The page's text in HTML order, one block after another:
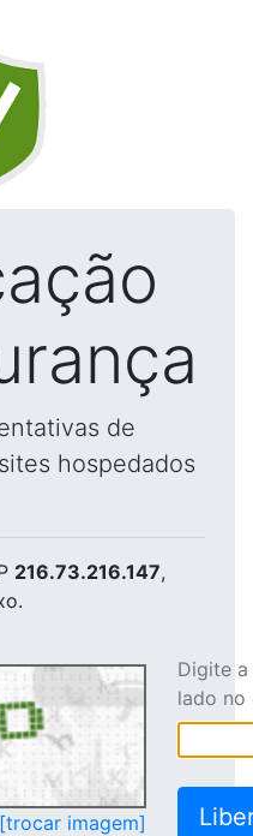
de
hospedados
216.73.216.147,
[trocar imagem]
Digite
lado no